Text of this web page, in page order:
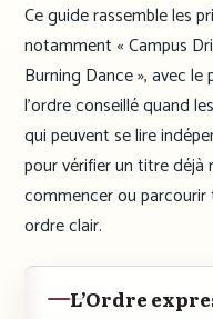
Ce guide rassemble les
notamment « Campus
Burning Dance », avec
l’ordre conseillé quand
qui peuvent se lire
pour vérifier un titre déjà
commencer ou
ordre clair.
L’Ordre